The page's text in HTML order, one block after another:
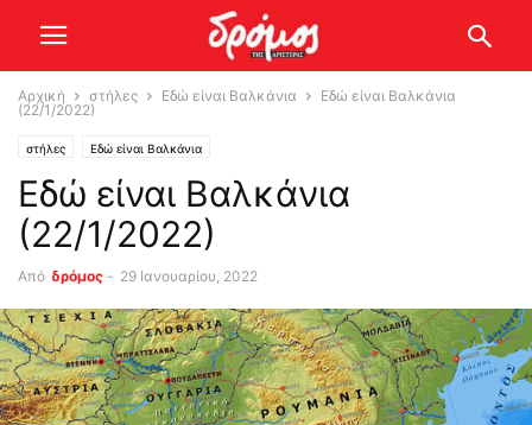
Αρχική στήλες Εδώ είναι Βαλκάνια
Εδώ είναι Βαλκάνια
(22/1/2022)
στήλες Εδώ είναι Βαλκάνια
Εδώ είναι Βαλκάνια
(22/1/2022)
Από δρόμος - 29 Ιανουαρίου, 2022